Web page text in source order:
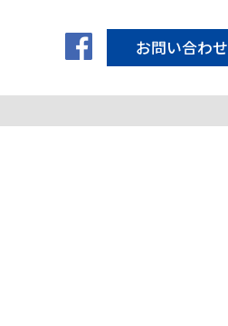
お問い合わせ